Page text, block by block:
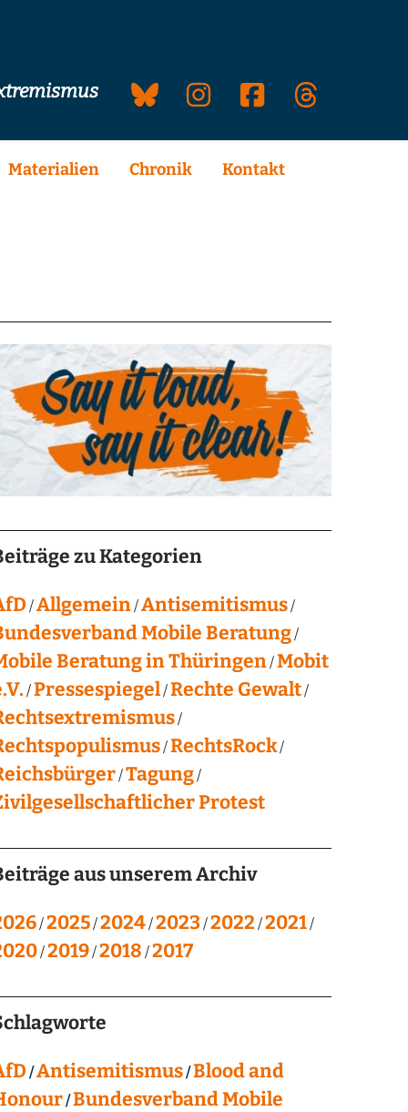
Materialien Chronik Kontakt
zu Kategorien
Allgemein Antisemitismus
Mobile Beratung
Beratung in Thüringen Mobit
Pressespiegel Rechte Gewalt
RechtsRock
Tagung
Protest
aus unserem Archiv
2025 2024 2023 2022 2021
2019 2018 2017
Antisemitismus Blood and
Bundesverband Mobile